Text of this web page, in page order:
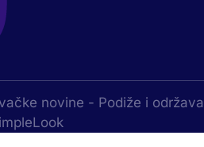
novine - Podiže i održava